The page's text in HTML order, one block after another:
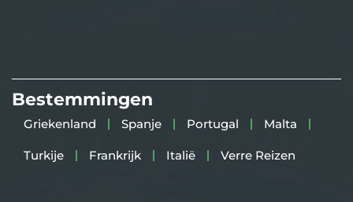
Bestemmingen
Griekenland Spanje Portugal Malta
Turkije Frankrijk Italië Verre Reizen